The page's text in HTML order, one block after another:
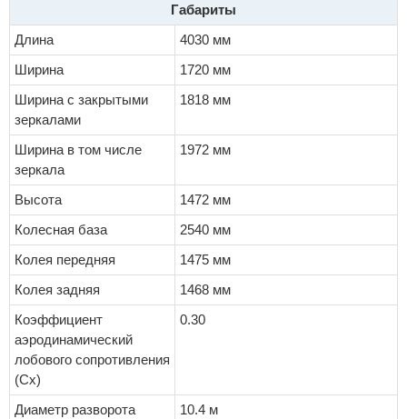
Габариты
Длина
4030 мм
Ширина
1720 мм
Ширина с закрытыми
зеркалами
1818 мм
Ширина в том числе
зеркала
1972 мм
Высота
1472 мм
Колесная база
2540 мм
Колея передняя
1475 мм
Колея задняя
1468 мм
Коэффициент
аэродинамический
лобового сопротивления
(Cx)
0.30
Диаметр разворота
10.4 м